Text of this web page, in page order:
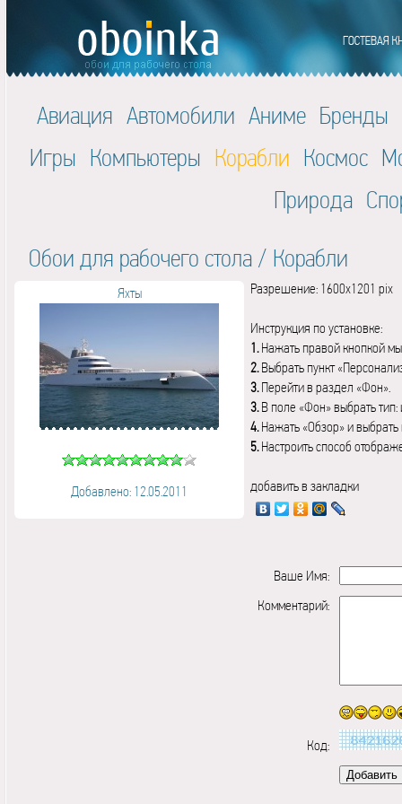
Авиация Автомобили Аниме Бренды
Игры Компьютеры Корабли Космос
Природа
Обои для рабочего стола / Корабли
Яхты
Добавлено: 12.05.2011
Разрешение: 1600x1201 pix
Инструкция по установке:
1.Нажать правой кнопкой
2.Выбрать пункт
3.Перейти в раздел «Фон».
3.В поле «Фон» выбрать
4.Нажать «Обзор» и выбрать
5.Настроить способ
добавить в закладки
Ваше Имя:
Комментарий:
Код: